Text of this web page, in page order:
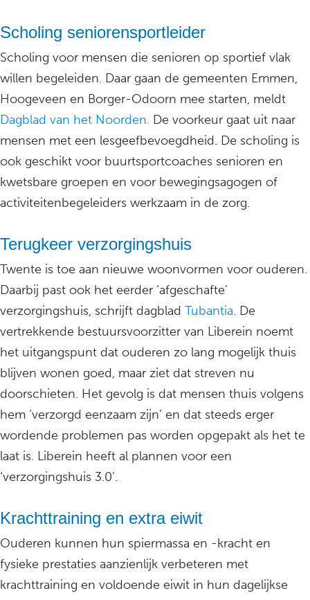
Scholing seniorensportleider
Scholing voor mensen die senioren op sportief vlak
willen begeleiden. Daar gaan de gemeenten Emmen,
Hoogeveen en Borger-Odoorn mee starten, meldt
Dagblad van het Noorden. De voorkeur gaat uit naar
mensen met een lesgeefbevoegdheid. De scholing is
ook geschikt voor buurtsportcoaches senioren en
kwetsbare groepen en voor bewegingsagogen of
activiteitenbegeleiders werkzaam in de zorg.
Terugkeer verzorgingshuis
Twente is toe aan nieuwe woonvormen voor ouderen.
Daarbij past ook het eerder ‘afgeschafte’
verzorgingshuis, schrijft dagblad Tubantia. De
vertrekkende bestuursvoorzitter van Liberein noemt
het uitgangspunt dat ouderen zo lang mogelijk thuis
blijven wonen goed, maar ziet dat streven nu
doorschieten. Het gevolg is dat mensen thuis volgens
hem ‘verzorgd eenzaam zijn’ en dat steeds erger
wordende problemen pas worden opgepakt als het te
laat is. Liberein heeft al plannen voor een
‘verzorgingshuis 3.0’.
Krachttraining en extra eiwit
Ouderen kunnen hun spiermassa en -kracht en
fysieke prestaties aanzienlijk verbeteren met
krachttraining en voldoende eiwit in hun dagelijkse